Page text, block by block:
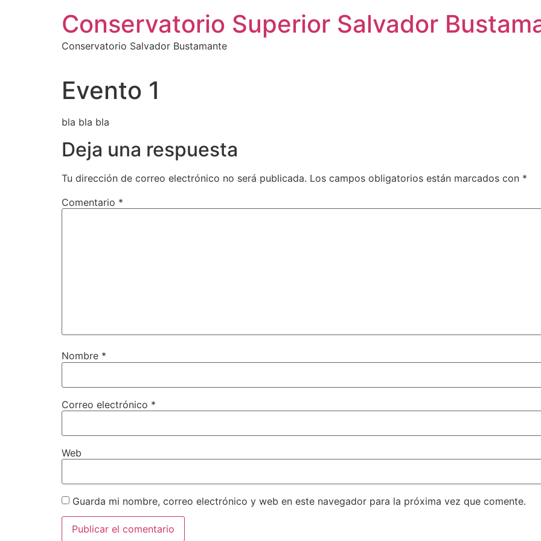
Conservatorio Superior Salvador
Conservatorio Salvador Bustamante
Evento 1
bla bla bla
Deja una respuesta
Tu dirección de correo electrónico no será publicada. Los campos obligatorios están marcados con *
Comentario *
Nombre *
Correo electrónico *
Web
Guarda mi nombre, correo electrónico y web en este navegador para la próxima vez que comente.